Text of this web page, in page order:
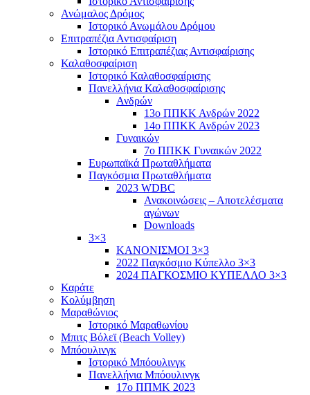
Ανώμαλος Δρόμος
Ιστορικό Ανωμάλου Δρόμου
Επιτραπέζια Αντισφαίριση
Ιστορικό Επιτραπέζιας Αντισφαίρισης
Καλαθοσφαίριση
Ιστορικό Καλαθοσφαίρισης
Πανελλήνια Καλαθοσφαίρισης
Ανδρών
13ο ΠΠΚΚ Ανδρών 2022
14ο ΠΠΚΚ Ανδρών 2023
Γυναικών
7ο ΠΠΚΚ Γυναικών 2022
Ευρωπαϊκά Πρωταθλήματα
Παγκόσμια Πρωταθλήματα
2023 WDBC
Ανακοινώσεις – Αποτελέσματα
αγώνων
Downloads
3×3
ΚΑΝΟΝΙΣΜΟΙ 3×3
2022 Παγκόσμιο Κύπελλο 3×3
2024 ΠΑΓΚΟΣΜΙΟ ΚΥΠΕΛΛΟ 3×3
Καράτε
Κολύμβηση
Μαραθώνιος
Ιστορικό Μαραθωνίου
Μπιτς Βόλεϊ (Beach Volley)
Μπόουλινγκ
Ιστορικό Μπόουλινγκ
Πανελλήνια Μπόουλινγκ
17ο ΠΠΜΚ 2023